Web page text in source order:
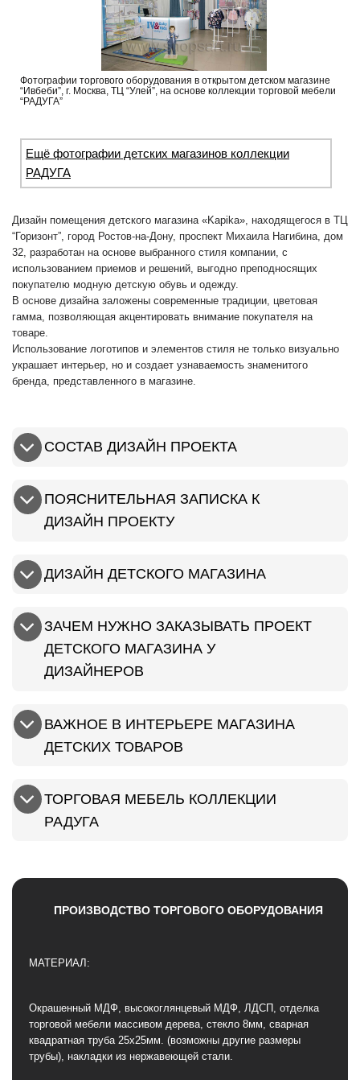
Фотографии торгового оборудования в открытом детском магазине
“Ивбеби”, г. Москва, ТЦ “Улей”, на основе коллекции торговой мебели
“РАДУГА”
Ещё фотографии детских магазинов коллекции
РАДУГА
Дизайн помещения детского магазина «Kapika», находящегося в ТЦ
“Горизонт”, город Ростов-на-Дону, проспект Михаила Нагибина, дом
32, разработан на основе выбранного стиля компании, с
использованием приемов и решений, выгодно преподносящих
покупателю модную детскую обувь и одежду.
В основе дизайна заложены современные традиции, цветовая
гамма, позволяющая акцентировать внимание покупателя на
товаре.
Использование логотипов и элементов стиля не только визуально
украшает интерьер, но и создает узнаваемость знаменитого
бренда, представленного в магазине.
СОСТАВ ДИЗАЙН ПРОЕКТА
ПОЯСНИТЕЛЬНАЯ ЗАПИСКА К
ДИЗАЙН ПРОЕКТУ
ДИЗАЙН ДЕТСКОГО МАГАЗИНА
ЗАЧЕМ НУЖНО ЗАКАЗЫВАТЬ ПРОЕКТ
ДЕТСКОГО МАГАЗИНА У
ДИЗАЙНЕРОВ
ВАЖНОЕ В ИНТЕРЬЕРЕ МАГАЗИНА
ДЕТСКИХ ТОВАРОВ
ТОРГОВАЯ МЕБЕЛЬ КОЛЛЕКЦИИ
РАДУГА
ПРОИЗВОДСТВО ТОРГОВОГО ОБОРУДОВАНИЯ
МАТЕРИАЛ:
Окрашенный МДФ, высокоглянцевый МДФ, ЛДСП, отделка
торговой мебели массивом дерева, стекло 8мм, сварная
квадратная труба 25х25мм. (возможны другие размеры
трубы), накладки из нержавеющей стали.